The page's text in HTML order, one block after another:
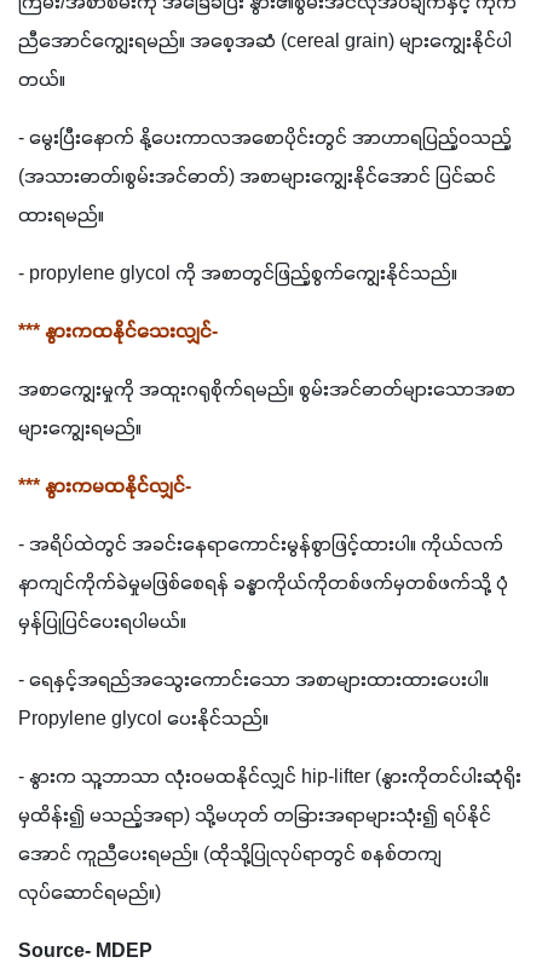
ညီအောင်ကျွေးရမည်။ အစေ့အဆံ (cereal grain) များကျွေးနိုင်ပါ
တယ်။
- မွေးပြီးနောက် နို့ပေးကာလအစောပိုင်းတွင် အာဟာရပြည့်ဝသည့်
(အသားဓာတ်၊စွမ်းအင်ဓာတ်) အစာများကျွေးနိုင်အောင် ပြင်ဆင်
ထားရမည်။
- propylene glycol ကို အစာတွင်ဖြည့်စွက်ကျွေးနိုင်သည်။
*** နွားကထနိုင်သေးလျှင်-
အစာကျွေးမှုကို အထူးဂရုစိုက်ရမည်။ စွမ်းအင်ဓာတ်များသောအစာ
များကျွေးရမည်။
*** နွားကမထနိုင်လျှင်-
- အရိပ်ထဲတွင် အခင်းနေရာကောင်းမွန်စွာဖြင့်ထားပါ။ ကိုယ်လက်
နာကျင်ကိုက်ခဲမှုမဖြစ်စေရန် ခန္ဓာကိုယ်ကိုတစ်ဖက်မှတစ်ဖက်သို့ ပုံ
မှန်ပြုပြင်ပေးရပါမယ်။
- ရေနှင့်အရည်အသွေးကောင်းသော အစာများထားထားပေးပါ။
Propylene glycol ပေးနိုင်သည်။
- နွားက သူ့ဘာသာ လုံးဝမထနိုင်လျှင် hip-lifter (နွားကိုတင်ပါးဆုံရိုး
မှထိန်း၍ မသည့်အရာ) သို့မဟုတ် တခြားအရာများသုံး၍ ရပ်နိုင်
အောင် ကူညီပေးရမည်။ (ထိုသို့ပြုလုပ်ရာတွင် စနစ်တကျ
လုပ်ဆောင်ရမည်။)
Source- MDEP